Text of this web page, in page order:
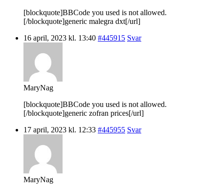
[blockquote]BBCode you used is not allowed.
[/blockquote]generic malegra dxt[/url]
16 april, 2023 kl. 13:40 #445915 Svar
MaryNag
[blockquote]BBCode you used is not allowed.
[/blockquote]generic zofran prices[/url]
17 april, 2023 kl. 12:33 #445955 Svar
MaryNag